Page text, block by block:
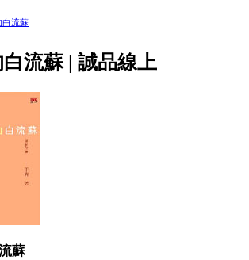
白流蘇
流蘇 | 誠品線上
蘇